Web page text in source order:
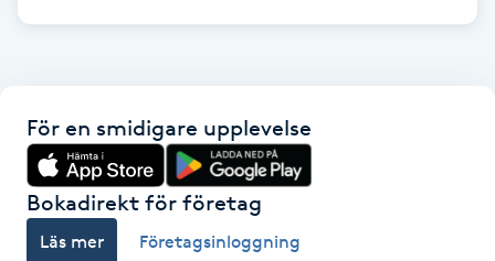
Hollywood Peel
Hot Stone Massage
Hot yoga
För en smidigare upplevelse
Bokadirekt för företag
Läs mer Företagsinloggning